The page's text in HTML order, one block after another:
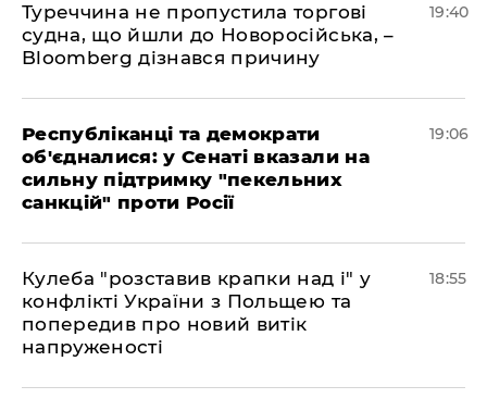
Туреччина не пропустила торгові
судна, що йшли до Новоросійська, –
Bloomberg дізнався причину
19:40
Республіканці та демократи
об'єдналися: у Сенаті вказали на
сильну підтримку "пекельних
санкцій" проти Росії
19:06
Кулеба "розставив крапки над і" у
конфлікті України з Польщею та
попередив про новий витік
напруженості
18:55